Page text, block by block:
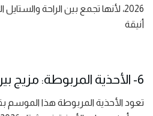
2026، لأنها تجمع بين الراحة
أنيقة
6- الأحذية المربوطة: مزيج بين الرقي والعصرية
تعود الأحذية المربوطة هذا الموسم